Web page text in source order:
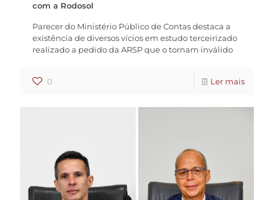
com a Rodosol
Parecer do Ministério Público de Contas destaca a
existência de diversos vícios em estudo terceirizado
realizado a pedido da ARSP que o tornam inválido
0 Ler mais